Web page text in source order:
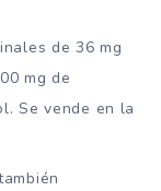
de 36 mg
mg de
Se vende en la